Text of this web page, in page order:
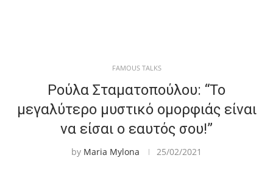
FAMOUS TALKS
Ρούλα Σταματοπούλου: “Το
μεγαλύτερο μυστικό ομορφιάς είναι
να είσαι ο εαυτός σου!”
by Maria Mylona 25/02/2021